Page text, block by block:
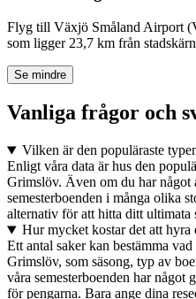
Flyg till Växjö Småland Airport
som ligger 23,7 km från
Se mindre
Vanliga frågor och
Vilken är den populäraste
Enligt våra data är hus den
Grimslöv. Även om du har något
semesterboenden i många olika
alternativ för att hitta ditt ultimata
Hur mycket kostar det att hyra
Ett antal saker kan bestämma
Grimslöv, som säsong, typ av
våra semesterboenden har något
för pengarna. Bara ange dina